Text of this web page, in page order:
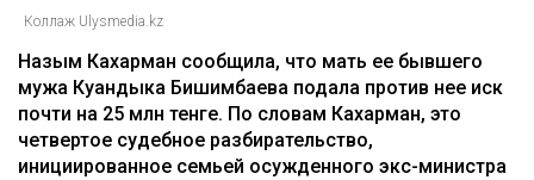
Коллаж Ulysmedia.kz
Назым Кахарман сообщила, что мать ее бывшего
мужа Куандыка Бишимбаева подала против нее иск
почти на 25 млн тенге. По словам Кахарман, это
четвертое судебное разбирательство,
инициированное семьей осужденного экс-министра